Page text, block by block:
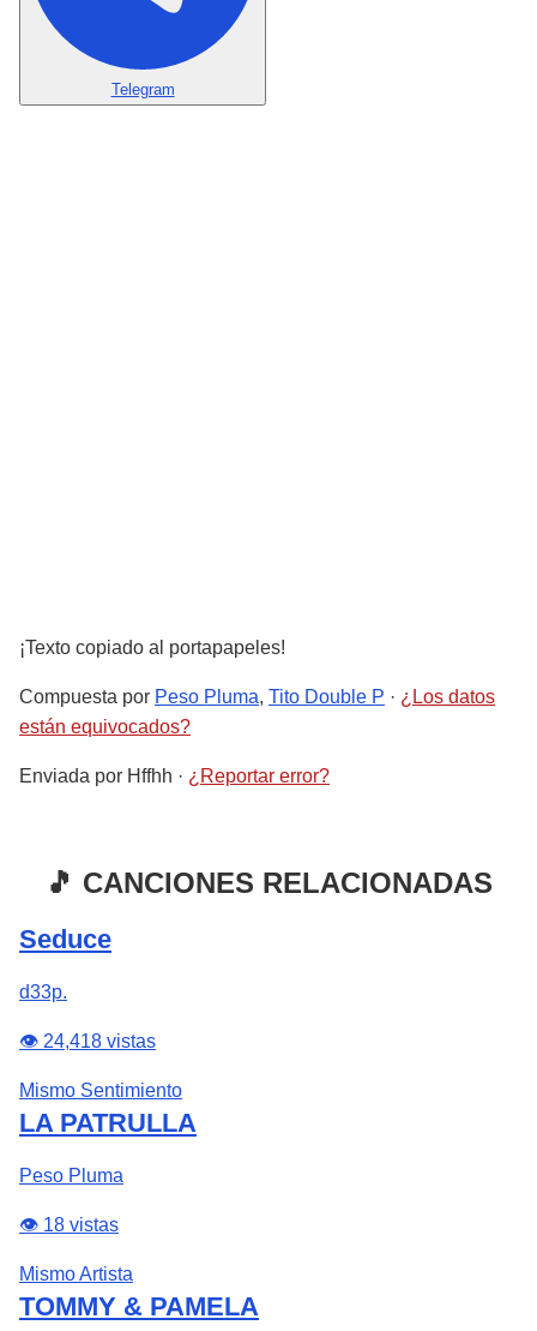
Telegram
¡Texto copiado al portapapeles!
Compuesta por Peso Pluma, Tito Double P · ¿Los datos
están equivocados?
Enviada por Hffhh · ¿Reportar error?
🎵 CANCIONES RELACIONADAS
Seduce
d33p.
👁️ 24,418 vistas
Mismo Sentimiento
LA PATRULLA
Peso Pluma
👁️ 18 vistas
Mismo Artista
TOMMY & PAMELA